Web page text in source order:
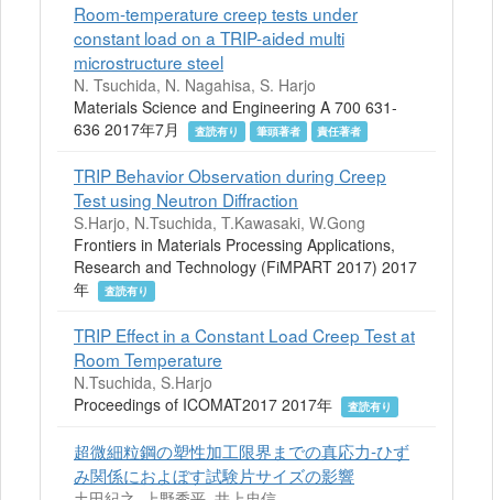
Room-temperature creep tests under
constant load on a TRIP-aided multi
microstructure steel
N. Tsuchida, N. Nagahisa, S. Harjo
Materials Science and Engineering A 700 631-
636 2017年7月
査読有り 筆頭著者 責任著者
TRIP Behavior Observation during Creep
Test using Neutron Diffraction
S.Harjo, N.Tsuchida, T.Kawasaki, W.Gong
Frontiers in Materials Processing Applications,
Research and Technology (FiMPART 2017) 2017
年
査読有り
TRIP Effect in a Constant Load Creep Test at
Room Temperature
N.Tsuchida, S.Harjo
Proceedings of ICOMAT2017 2017年
査読有り
超微細粒鋼の塑性加工限界までの真応力-ひず
み関係におよぼす試験片サイズの影響